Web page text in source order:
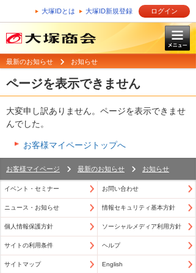
大塚IDとは 大塚ID新規登録 ログイン
最新のお知らせ お知らせ
ページを表示できません
大変申し訳ありません。ページを表示できませ
んでした。
お客様マイページトップへ
お客様マイページ 最新のお知らせ お知らせ
イベント・セミナー お問い合わせ
ニュース・お知らせ 情報セキュリティ基本方針
個人情報保護方針 ソーシャルメディア利用方針
サイトの利用条件 ヘルプ
サイトマップ English